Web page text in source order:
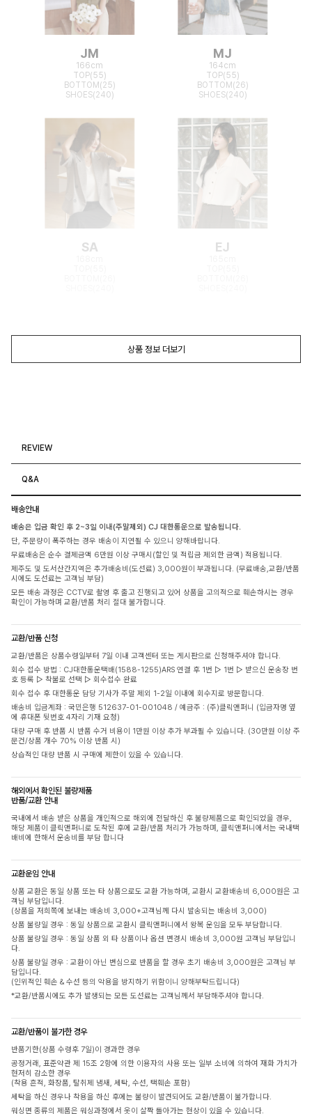
JM
166cm
TOP(55)
BOTTOM(25)
SHOES(240)
MJ
164cm
TOP(55)
BOTTOM(26)
SHOES(240)
SA EJ
상품 정보 더보기
REVIEW
Q&A
배송안내
배송은 입금 확인 후 2~3일 이내(주말제외) CJ 대한통운으로 발송됩니다.
단, 주문량이 폭주하는 경우 배송이 지연될 수 있으니 양해바랍니다.
무료배송은 순수 결제금액 6만원 이상 구매시(할인 및 적립금 제외한 금액) 적용됩니다.
제주도 및 도서산간지역은 추가배송비(도선료) 3,000원이 부과됩니다. (무료배송,교환/반품
시에도 도선료는 고객님 부담)
모든 배송 과정은 CCTV로 촬영 후 출고 진행되고 있어 상품을 고의적으로 훼손하시는 경우
확인이 가능하며 교환/반품 처리 절대 불가합니다.
교환/반품 신청
교환/반품은 상품수령일부터 7일 이내 고객센터 또는 게시판으로 신청해주셔야 합니다.
회수 접수 방법 : CJ대한통운택배(1588-1255)ARS 연결 후 1번 ▷ 1번 ▷ 받으신 운송장 번
호 등록 ▷ 착불로 선택 ▷ 회수접수 완료
회수 접수 후 대한통운 담당 기사가 주말 제외 1-2일 이내에 회수지로 방문합니다.
배송비 입금계좌 : 국민은행 512637-01-001048 / 예금주 : (주)클릭앤퍼니 (입금자명 옆
에 휴대폰 뒷번호 4자리 기재 요청)
대량 구매 후 반품 시 반품 수거 비용이 1만원 이상 추가 부과될 수 있습니다. (30만원 이상 주
문건/상품 개수 70% 이상 반품 시)
상습적인 대량 반품 시 구매에 제한이 있을 수 있습니다.
해외에서 확인된 불량제품
반품/교환 안내
국내에서 배송 받은 상품을 개인적으로 해외에 전달하신 후 불량제품으로 확인되었을 경우,
해당 제품이 클릭앤퍼니로 도착된 후에 교환/반품 처리가 가능하며, 클릭앤퍼니에서는 국내택
배비에 한해서 운송비를 부담 합니다
교환운임 안내
상품 교환은 동일 상품 또는 타 상품으로도 교환 가능하며, 교환시 교환배송비 6,000원은 고
객님 부담입니다.
(상품을 저희쪽에 보내는 배송비 3,000+고객님께 다시 발송되는 배송비 3,000)
상품 불량일 경우 : 동일 상품으로 교환시 클릭앤퍼니에서 왕복 운임을 모두 부담합니다.
상품 불량일 경우 : 동일 상품 외 타 상품이나 옵션 변경시 배송비 3,000원 고객님 부담입니
다.
상품 불량일 경우 : 교환이 아닌 변심으로 반품을 할 경우 초기 배송비 3,000원은 고객님 부
담입니다.
(인위적인 훼손 & 수선 등의 악용을 방지하기 위함이니 양해부탁드립니다)
*교환/반품시에도 추가 발생되는 모든 도선료는 고객님께서 부담해주셔야 합니다.
교환/반품이 불가한 경우
반품기한(상품 수령후 7일)이 경과한 경우
공정거래, 표준약관 제 15조 2항에 의한 이용자의 사용 또는 일부 소비에 의하여 재화 가치가
현저히 감소한 경우
(착용 흔적, 화장품, 탈취제 냄새, 세탁, 수선, 택훼손 포함)
세탁을 하신 경우나 착용을 하신 후에는 불량이 발견되어도 교환/반품이 불가합니다.
워싱면 종류의 제품은 워싱과정에서 옷이 살짝 돌아가는 현상이 있을 수 있습니다.